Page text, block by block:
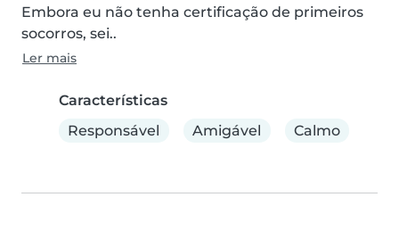
Embora eu não tenha certificação de primeiros
socorros, sei..
Ler mais
Características
Responsável
Amigável Calmo